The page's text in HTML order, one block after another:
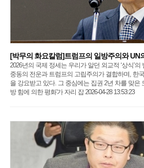
[박무의 화요칼럼]트럼프의 일방주의와 UN
2026년의 국제 정세는 우리가 알던 외교적 ‘상식’
중동의 전운과 트럼프의 고립주의가 결합하며, 한
을 강요받고 있다. 그 중심에는 집권 2년 차를 맞은
방 힘에 의한 평화'가 자리 잡 2026-04-28 13:53:23